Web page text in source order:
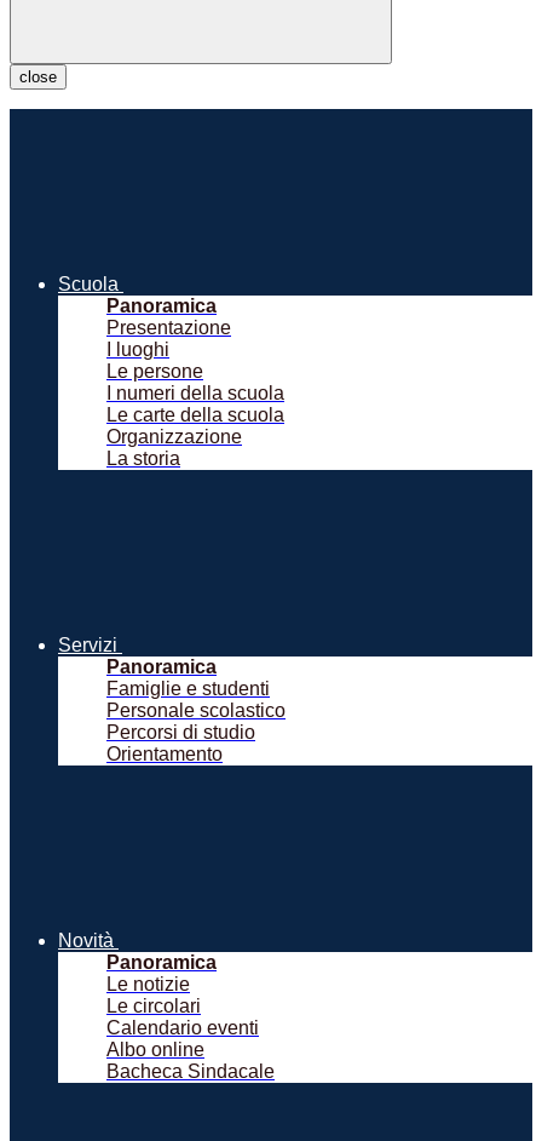
close
Scuola
Panoramica
Presentazione
I luoghi
Le persone
I numeri della scuola
Le carte della scuola
Organizzazione
La storia
Servizi
Panoramica
Famiglie e studenti
Personale scolastico
Percorsi di studio
Orientamento
Novità
Panoramica
Le notizie
Le circolari
Calendario eventi
Albo online
Bacheca Sindacale